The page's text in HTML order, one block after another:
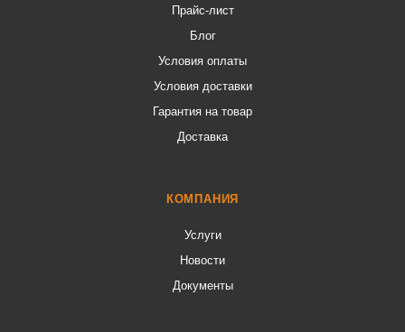
Прайс-лист
Блог
Условия оплаты
Условия доставки
Гарантия на товар
Доставка
КОМПАНИЯ
Услуги
Новости
Документы